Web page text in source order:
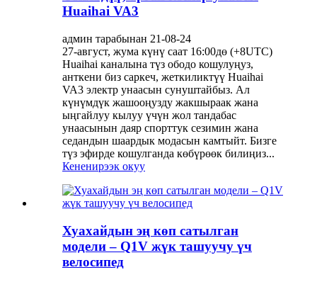
Huaihai VA3
админ тарабынан 21-08-24
27-август, жума күнү саат 16:00дө (+8UTC)
Huaihai каналына түз ободо кошулуңуз,
анткени биз саркеч, жеткиликтүү Huaihai
VA3 электр унаасын сунуштайбыз. Ал
күнүмдүк жашооңузду жакшыраак жана
ыңгайлуу кылуу үчүн жол тандабас
унаасынын даяр спорттук сезимин жана
седандын шаардык модасын камтыйт. Бизге
түз эфирде кошулганда көбүрөөк билиңиз...
Кененирээк окуу
Хуахайдын эң көп сатылган
модели – Q1V жүк ташуучу үч
велосипед